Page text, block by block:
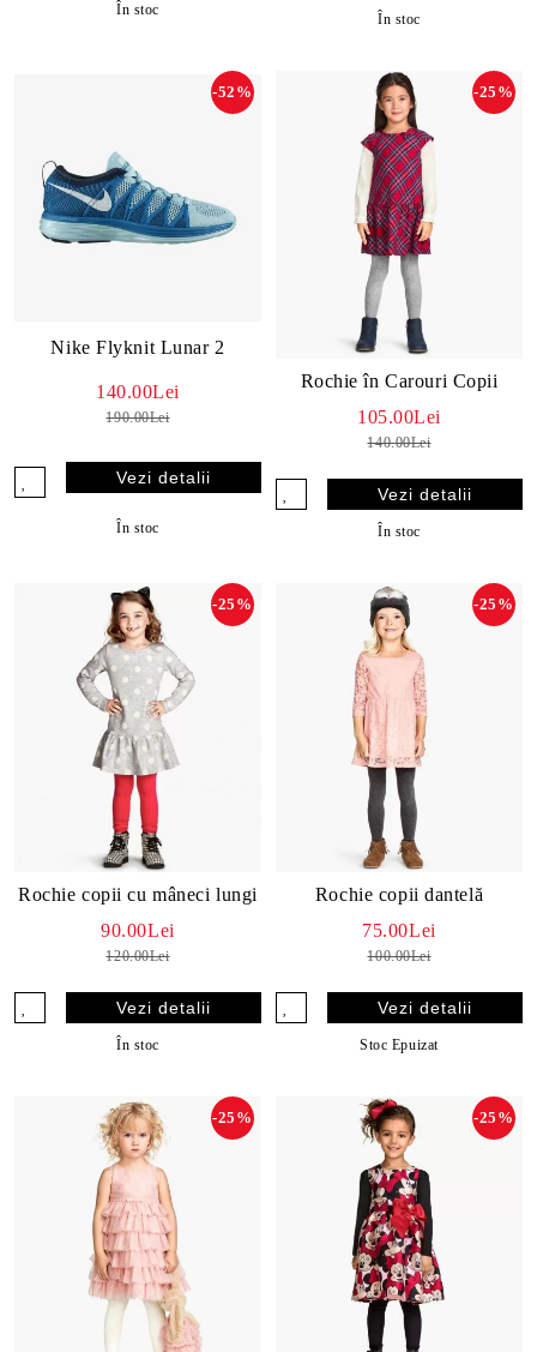
În stoc
În stoc
Nike Flyknit Lunar 2
-52%
140.00Lei
190.00Lei
Vezi detalii
În stoc
Rochie în Carouri Copii
-25%
105.00Lei
140.00Lei
Vezi detalii
În stoc
Rochie copii cu mâneci lungi
-25%
90.00Lei
120.00Lei
Vezi detalii
În stoc
Rochie copii dantelă
-25%
75.00Lei
100.00Lei
Vezi detalii
Stoc Epuizat
-25% -25%